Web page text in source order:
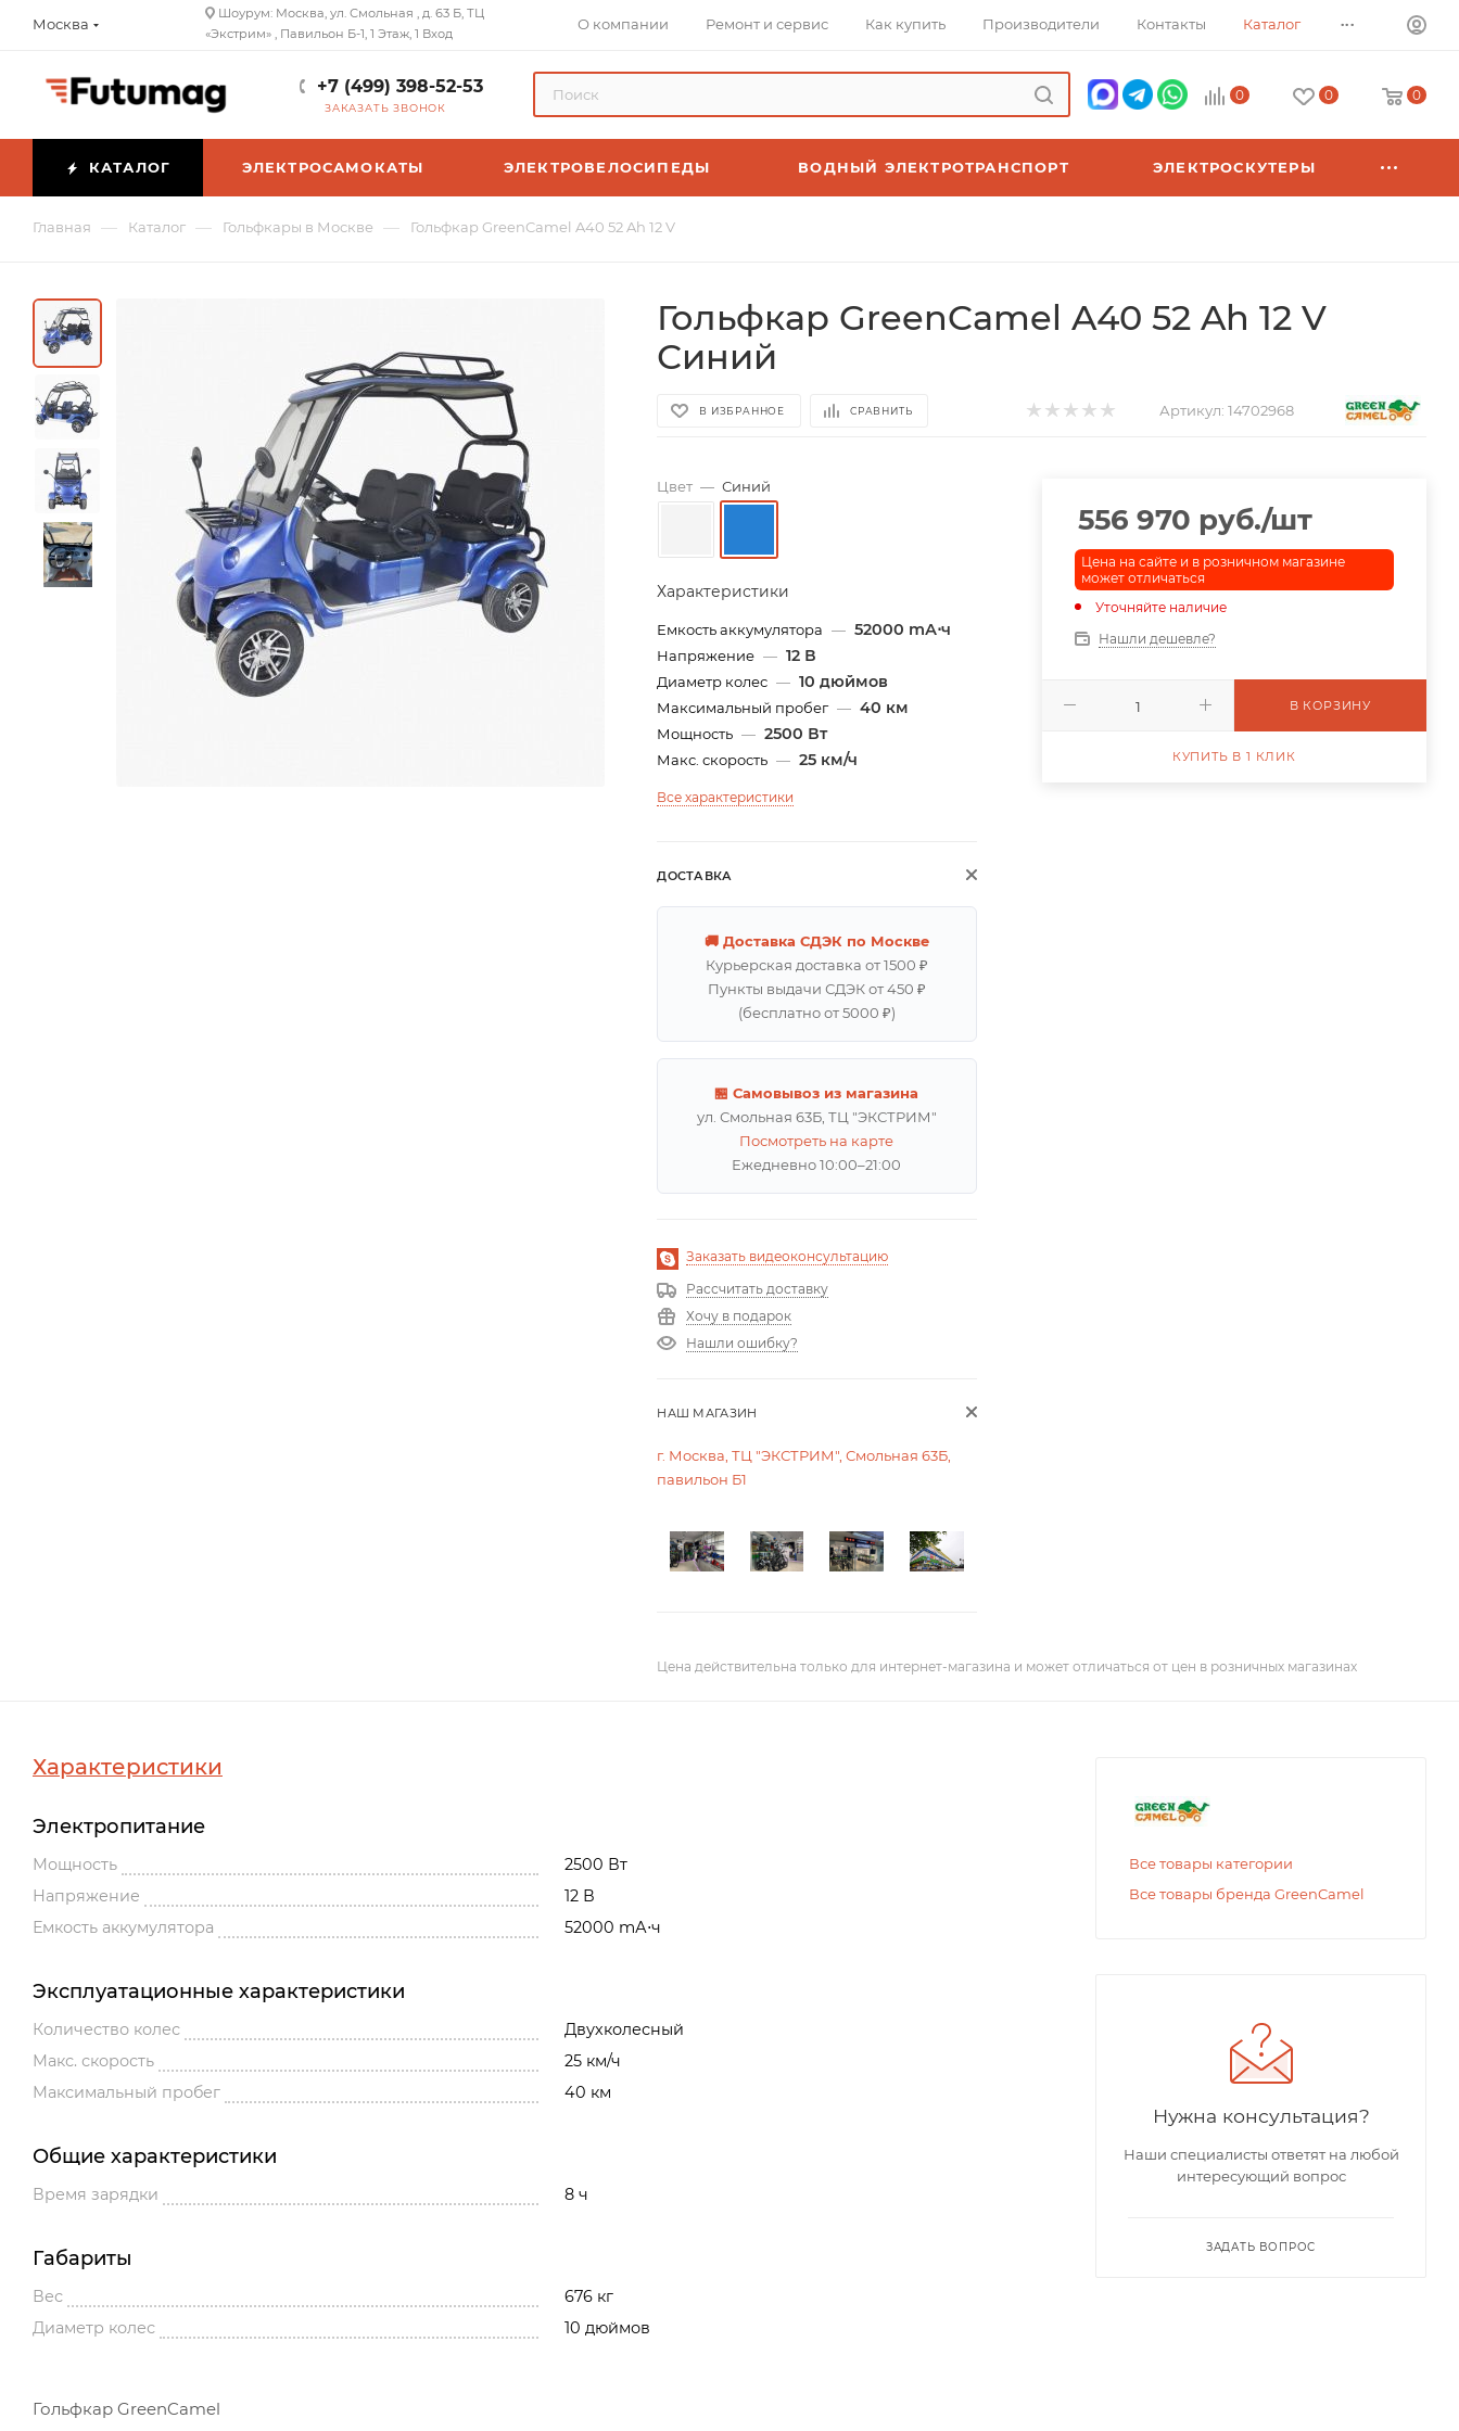
Москва
Шоурум: Москва, ул. Смольная , д. 63 Б, ТЦ
«Экстрим» , Павильон Б-1, 1 Этаж, 1 Вход
О компании Ремонт и сервис Как купить Производители Контакты Каталог ...
+7 (499) 398-52-53
ЗАКАЗАТЬ ЗВОНОК
0 0 0
КАТАЛОГ ЭЛЕКТРОСАМОКАТЫ ЭЛЕКТРОВЕЛОСИПЕДЫ ВОДНЫЙ ЭЛЕКТРОТРАНСПОРТ ЭЛЕКТРОСКУТЕРЫ
Главная — Каталог — Гольфкары в Москве — Гольфкар GreenCamel A40 52 Ah 12 V
Гольфкар GreenCamel A40 52 Ah 12 V
Синий
В ИЗБРАННОЕ СРАВНИТЬ Артикул: 14702968
Цвет — Синий
Характеристики
Емкость аккумулятора — 52000 mА⋅ч
Напряжение — 12 В
Диаметр колес — 10 дюймов
Максимальный пробег — 40 км
Мощность — 2500 Вт
Макс. скорость — 25 км/ч
Все характеристики
ДОСТАВКА
🚚 Доставка СДЭК по Москве
Курьерская доставка от 1500 ₽
Пункты выдачи СДЭК от 450 ₽
(бесплатно от 5000 ₽)
🏪 Самовывоз из магазина
ул. Смольная 63Б, ТЦ "ЭКСТРИМ"
Посмотреть на карте
Ежедневно 10:00–21:00
Заказать видеоконсультацию
Рассчитать доставку
Хочу в подарок
Нашли ошибку?
НАШ МАГАЗИН
г. Москва, ТЦ "ЭКСТРИМ", Смольная 63Б,
павильон Б1
556 970 руб./шт
Цена на сайте и в розничном магазине
может отличаться
Уточняйте наличие
Нашли дешевле?
В КОРЗИНУ
КУПИТЬ В 1 КЛИК
Цена действительна только для интернет-магазина и может отличаться от цен в розничных магазинах
Характеристики
Электропитание
Мощность
2500 Вт
Напряжение
12 В
Емкость аккумулятора
52000 mА⋅ч
Эксплуатационные характеристики
Количество колес
Двухколесный
Макс. скорость
25 км/ч
Максимальный пробег
40 км
Общие характеристики
Время зарядки 8 ч
Габариты
Вес
676 кг
Диаметр колес
10 дюймов
Гольфкар GreenCamel
Все товары категории
Все товары бренда GreenCamel
Нужна консультация?
Наши специалисты ответят на любой
интересующий вопрос
ЗАДАТЬ ВОПРОС